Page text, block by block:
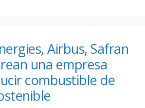
Airbus, Safran
una empresa
combustible de